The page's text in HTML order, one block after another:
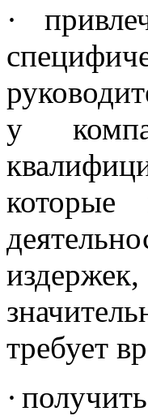
·
у
которые
требует
·